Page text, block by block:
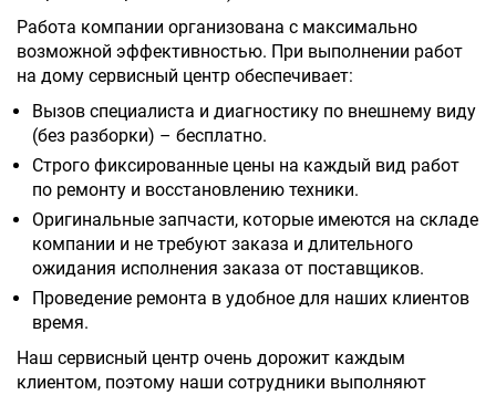
Работа компании организована с максимально
возможной эффективностью. При выполнении работ
на дому сервисный центр обеспечивает:
Вызов специалиста и диагностику по внешнему виду
(без разборки) – бесплатно.
Строго фиксированные цены на каждый вид работ
по ремонту и восстановлению техники.
Оригинальные запчасти, которые имеются на складе
компании и не требуют заказа и длительного
ожидания исполнения заказа от поставщиков.
Проведение ремонта в удобное для наших клиентов
время.
Наш сервисный центр очень дорожит каждым
клиентом, поэтому наши сотрудники выполняют